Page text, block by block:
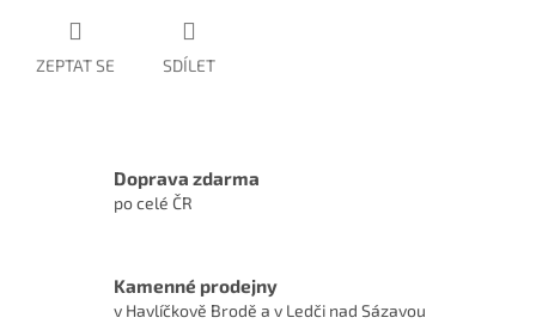
ZEPTAT SE SDÍLET
Doprava zdarma
po celé ČR
Kamenné prodejny
v Havlíčkově Brodě a v Ledči nad Sázavou